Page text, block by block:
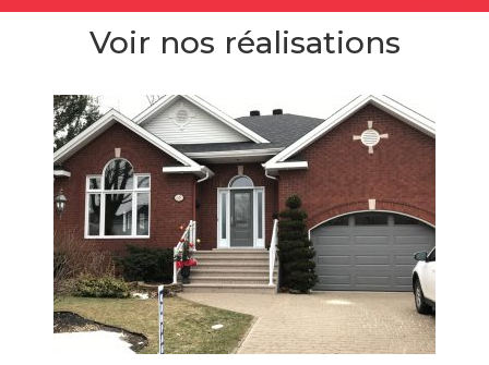
Voir nos réalisations